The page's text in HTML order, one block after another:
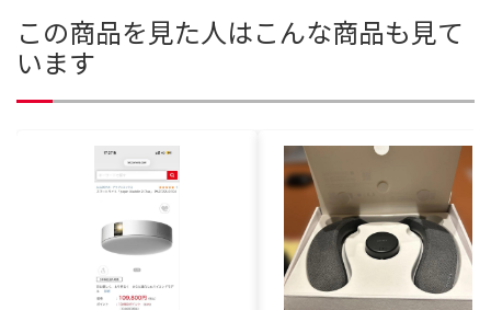
この商品を見た人はこんな商品も見て
います